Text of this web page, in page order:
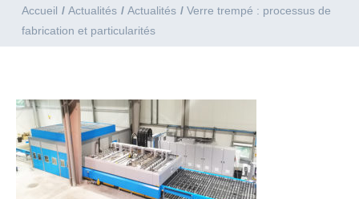
Accueil / Actualités / Actualités / Verre trempé : processus de
fabrication et particularités